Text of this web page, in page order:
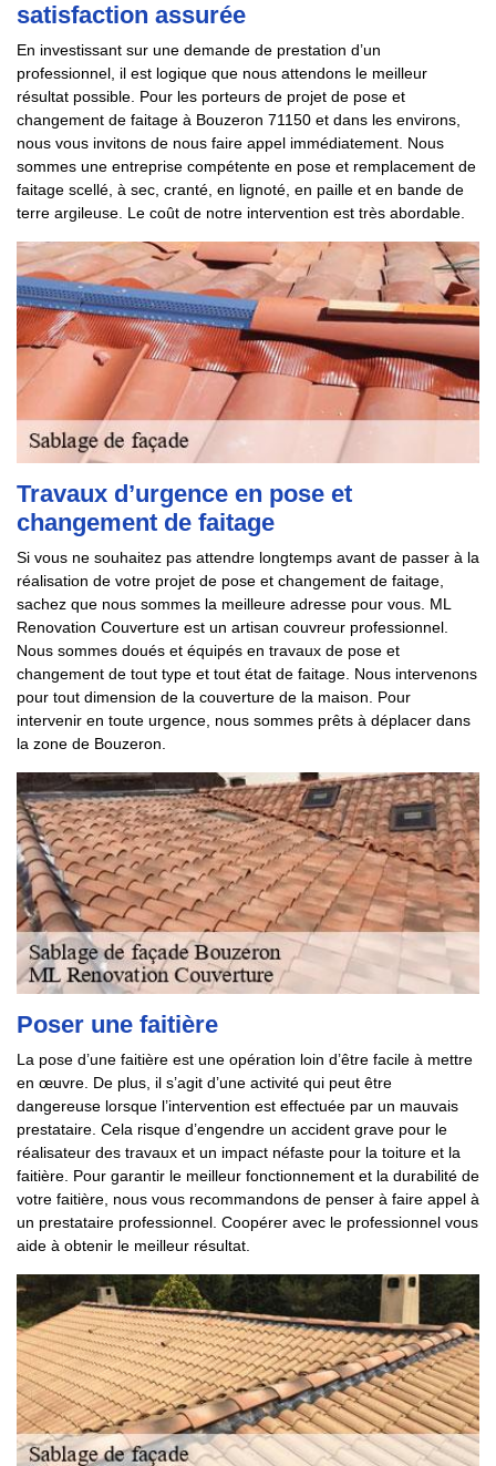
satisfaction assurée
En investissant sur une demande de prestation d’un
professionnel, il est logique que nous attendons le meilleur
résultat possible. Pour les porteurs de projet de pose et
changement de faitage à Bouzeron 71150 et dans les environs,
nous vous invitons de nous faire appel immédiatement. Nous
sommes une entreprise compétente en pose et remplacement de
faitage scellé, à sec, cranté, en lignoté, en paille et en bande de
terre argileuse. Le coût de notre intervention est très abordable.
Travaux d’urgence en pose et
changement de faitage
Si vous ne souhaitez pas attendre longtemps avant de passer à la
réalisation de votre projet de pose et changement de faitage,
sachez que nous sommes la meilleure adresse pour vous. ML
Renovation Couverture est un artisan couvreur professionnel.
Nous sommes doués et équipés en travaux de pose et
changement de tout type et tout état de faitage. Nous intervenons
pour tout dimension de la couverture de la maison. Pour
intervenir en toute urgence, nous sommes prêts à déplacer dans
la zone de Bouzeron.
Poser une faitière
La pose d’une faitière est une opération loin d’être facile à mettre
en œuvre. De plus, il s’agit d’une activité qui peut être
dangereuse lorsque l’intervention est effectuée par un mauvais
prestataire. Cela risque d’engendre un accident grave pour le
réalisateur des travaux et un impact néfaste pour la toiture et la
faitière. Pour garantir le meilleur fonctionnement et la durabilité de
votre faitière, nous vous recommandons de penser à faire appel à
un prestataire professionnel. Coopérer avec le professionnel vous
aide à obtenir le meilleur résultat.